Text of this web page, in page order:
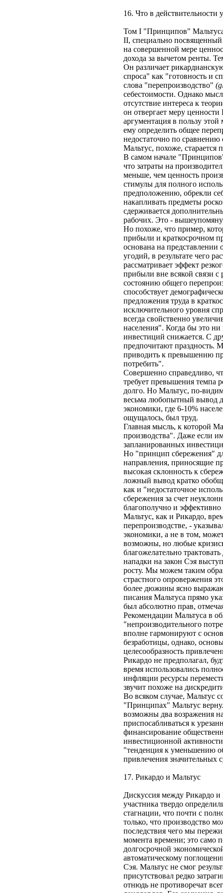
16. Что в действительности
Том I "Принципов"
II, специально посвященный
на совершенной мере
дохода за вычетом ренты.
Он различает
спроса" как "готовность и
слова "перепроизводство"
себестоимости. Однако
отсутствие интереса к
он отвергает меру
аргументация в пользу
ему определить общее
недостаточно по
Мальтус, похоже, старается
В самом начале
что затраты на
меньше, чем ценность
стимулы для полного
предположению, обрекли
накапливать предметы
сдерживается
рабочих. Это -
Но похоже, что пример,
прибыли и краткосрочном
основана на
угодий, в результате чего
рассматривает эффект
прибыли вне всякой связи с
состоянию общего
способствует
предложения труда в
исключительного уровня
всегда свойственно
населения". Когда бы это
инвестиций снижается. С
предпочитают праздность.
приводить к превышению
потребить".
Совершенно справедливо,
требует превышения темпа
долго. Но Мальтус, по-
весьма любопытный вывод
экономики, где 6-10%
ощущалось, был труд.
Главная мысль, к которой
производства". Даже если
запланированных
Но "принцип сбережения"
направления, приносящие
высокая склонность к
ложный вывод кратко
как и "недостаточное
сбережения за счет
благополучно и эффективно
Мальтус, как и Рикардо,
перепроизводстве, -
экономики, а не в том,
возможны, но любые
благожелательно
нападки на закон Сэя
росту. Мы можем таким
страстного опровержения
более дюжины ясно
писания Мальтуса прямо
был абсолютно прав,
Рекомендации Мальтуса в
"непроизводительного
вполне гармонируют с
безработицы, однако,
целесообразность
Рикардо не предполагал,
время использовались
инфляции ресурсы
звучит похоже на
Во всяком случае, Мальтус
"Принципах" Мальтус
возможны два возражения
приспосабливаться к
финансирование
инвестиционной
"тенденция к уменьшению
привлечения значительных
17. Рикардо и Мальтус
Дискуссия между Рикардо и
участника твердо
стагнации, что почти с
только, что производство
последствия чего мы
момента времени; это само
долгосрочной
автоматическому
Сэя. Мальтус не смог
присутствовал редко
отнюдь не противоречат